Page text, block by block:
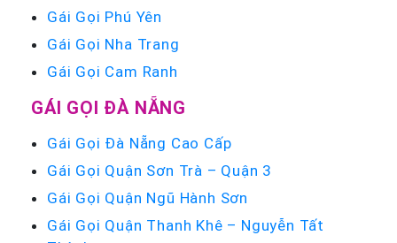
Gái Gọi Phú Yên
Gái Gọi Nha Trang
Gái Gọi Cam Ranh
GÁI GỌI ĐÀ NẴNG
Gái Gọi Đà Nẵng Cao Cấp
Gái Gọi Quận Sơn Trà – Quận 3
Gái Gọi Quận Ngũ Hành Sơn
Gái Gọi Quận Thanh Khê – Nguyễn Tất